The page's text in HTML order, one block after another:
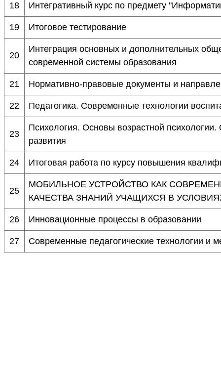
18 Интегративный курс по предмету
19 Итоговое тестирование
20
Интеграция основных и дополнительных
современной системы образования
21 Нормативно-правовые документы и
22 Педагогика. Современные технологии
23
Психология. Основы возрастной
развития
24 Итоговая работа по курсу повышения
25
МОБИЛЬНОЕ УСТРОЙСТВО КАК
КАЧЕСТВА ЗНАНИЙ УЧАЩИХСЯ В
26 Инновационные процессы в образовании
27 Современные педагогические технологии и